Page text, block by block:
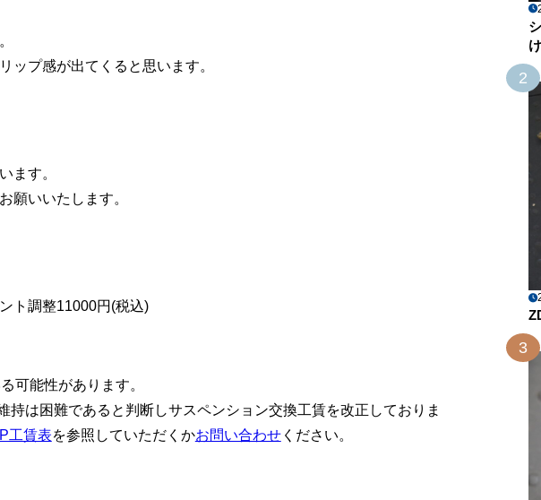
ップ感が出てくると思います。
ます。
願いいたします。
ト調整11000円(税込)
可能性があります。
は困難であると判断しサスペンション交換工賃を改正しておりま
工賃表を参照していただくかお問い合わせください。
2
3